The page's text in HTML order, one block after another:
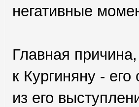
негативные
Главная
к Кургиняну -
из его